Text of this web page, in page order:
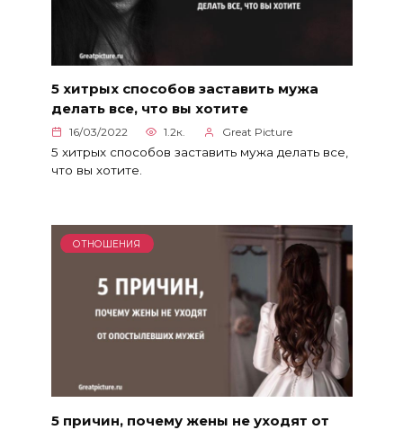
5 хитрых способов заставить мужа
делать все, что вы хотите
16/03/2022 1.2к. Great Picture
5 хитрых способов заставить мужа делать все,
что вы хотите.
ОТНОШЕНИЯ
5 причин, почему жены не уходят от